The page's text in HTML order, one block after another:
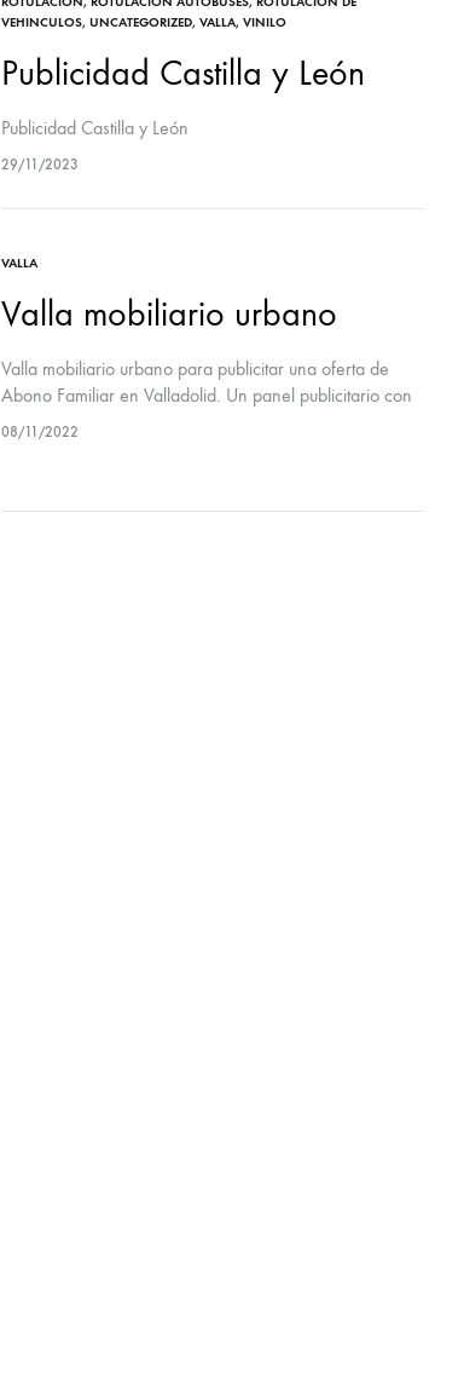
VEHINCULOS, UNCATEGORIZED, VALLA, VINILO
Publicidad Castilla y León
Publicidad Castilla y León
29/11/2023
VALLA
Valla mobiliario urbano
Valla mobiliario urbano para publicitar una oferta de
Abono Familiar en Valladolid. Un panel publicitario con
estructura
08/11/2022